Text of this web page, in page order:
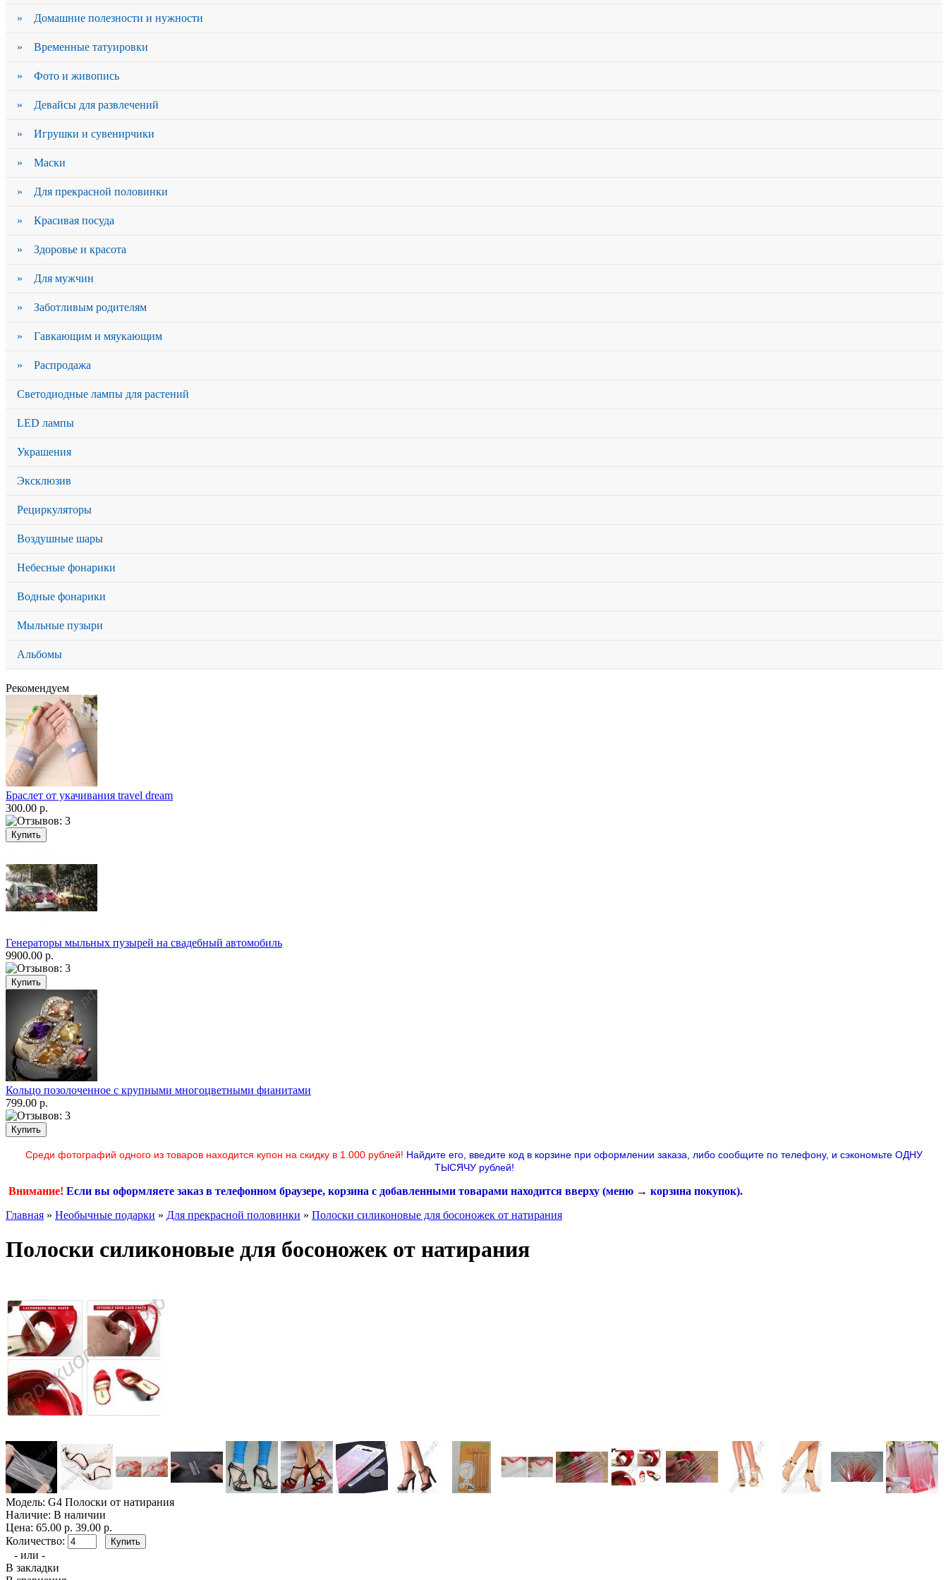
» Домашние полезности и нужности
» Временные татуировки
» Фото и живопись
» Девайсы для развлечений
» Игрушки и сувенирчики
» Маски
» Для прекрасной половинки
» Красивая посуда
» Здоровье и красота
» Для мужчин
» Заботливым родителям
» Гавкающим и мяукающим
» Распродажа
Светодиодные лампы для растений
LED лампы
Украшения
Эксклюзив
Рециркуляторы
Воздушные шары
Небесные фонарики
Водные фонарики
Мыльные пузыри
Альбомы
Рекомендуем
Браслет от укачивания travel dream
300.00 р.
Генераторы мыльных пузырей на свадебный автомобиль
9900.00 р.
Кольцо позолоченное с крупными многоцветными фианитами
799.00 р.
Среди фотографий одного из товаров находится купон на скидку в 1.000 рублей! Найдите его, введите код в корзине при оформлении заказа, либо сообщите по телефону, и сэкономьте ОДНУ
ТЫСЯЧУ рублей!
Внимание! Если вы оформляете заказ в телефонном браузере, корзина с добавленными товарами находится вверху (меню → корзина покупок).
Главная » Необычные подарки » Для прекрасной половинки » Полоски силиконовые для босоножек от натирания
Полоски силиконовые для босоножек от натирания
Модель: G4 Полоски от натирания
Наличие: В наличии
Цена: 65.00 р. 39.00 р.
Количество:
- или -
В закладки